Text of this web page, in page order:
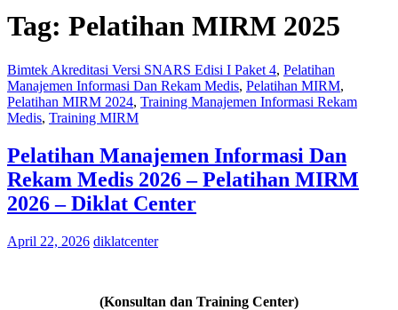
Tag: Pelatihan MIRM 2025
Bimtek Akreditasi Versi SNARS Edisi I Paket 4, Pelatihan
Manajemen Informasi Dan Rekam Medis, Pelatihan MIRM,
Pelatihan MIRM 2024, Training Manajemen Informasi Rekam
Medis, Training MIRM
Pelatihan Manajemen Informasi Dan
Rekam Medis 2026 – Pelatihan MIRM
2026 – Diklat Center
April 22, 2026 diklatcenter
(Konsultan dan Training Center)